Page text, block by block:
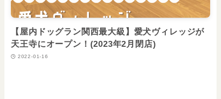
【屋内ドッグラン関西最大級】愛犬ヴィレッジが
天王寺にオープン！(2023年2月閉店)
2022-01-16